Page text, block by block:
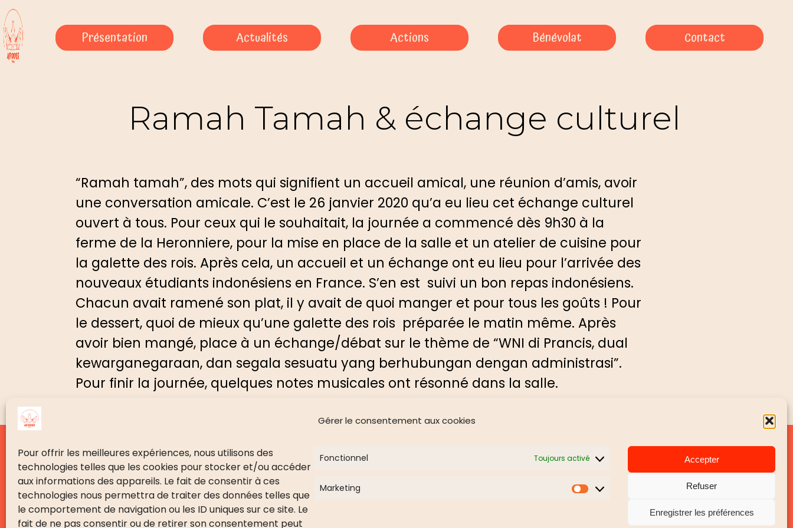
Gérer le consentement aux cookies
Pour offrir les meilleures expériences, nous utilisons des
technologies telles que les cookies pour stocker et/ou accéder
aux informations des appareils. Le fait de consentir à ces
technologies nous permettra de traiter des données telles que
le comportement de navigation ou les ID uniques sur ce site. Le
fait de ne pas consentir ou de retirer son consentement peut
Fonctionnel Toujours activé
Marketing
Marketing
Accepter
Refuser
Enregistrer les préférences
Présentation Actualités Actions Bénévolat Contact
Ramah Tamah & échange culturel
“Ramah tamah”, des mots qui signifient un accueil amical, une réunion d’amis, avoir
une conversation amicale. C’est le 26 janvier 2020 qu’a eu lieu cet échange culturel
ouvert à tous. Pour ceux qui le souhaitait, la journée a commencé dès 9h30 à la
ferme de la Heronniere, pour la mise en place de la salle et un atelier de cuisine pour
la galette des rois. Après cela, un accueil et un échange ont eu lieu pour l’arrivée des
nouveaux étudiants indonésiens en France. S’en est suivi un bon repas indonésiens.
Chacun avait ramené son plat, il y avait de quoi manger et pour tous les goûts ! Pour
le dessert, quoi de mieux qu’une galette des rois préparée le matin même. Après
avoir bien mangé, place à un échange/débat sur le thème de “WNI di Prancis, dual
kewarganegaraan, dan segala sesuatu yang berhubungan dengan administrasi”.
Pour finir la journée, quelques notes musicales ont résonné dans la salle.
PRÉSENTATION
Présentation
Le mot de la présidente
BÉNÉVOLAT
Devenir Bénévole
NOUS CONTACTER
Envoyer un message